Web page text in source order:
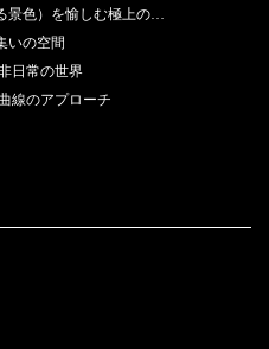
景色）を愉しむ極上の…
いの空間
日常の世界
線のアプローチ